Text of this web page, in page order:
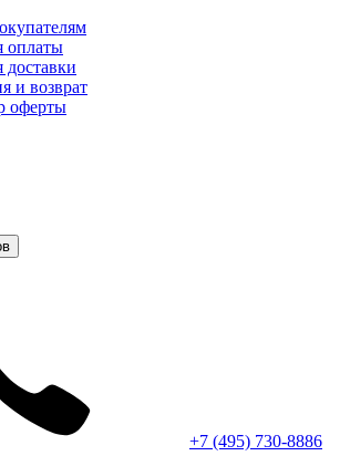
оплаты
доставки
и возврат
оферты
+7 (495) 730-8886